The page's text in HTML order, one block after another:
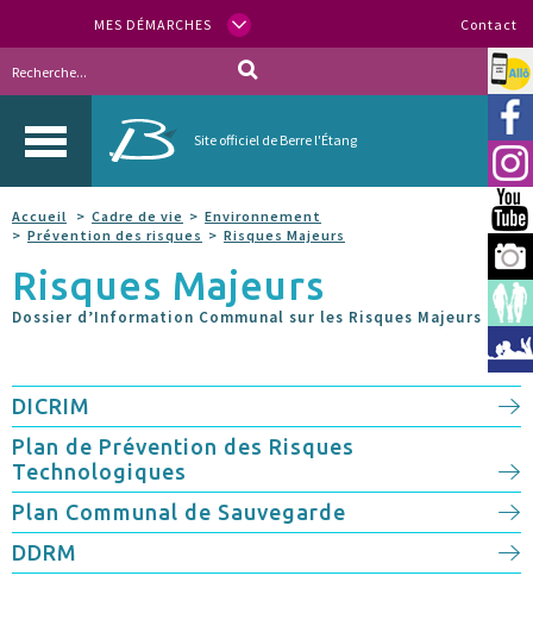
MES DÉMARCHES Contact
Site officiel de Berre l'Étang
Allo
Accueil Cadre de vie
Environnement
Prévention des risques
Risques Majeurs
Risques Majeurs
Dossier d’Information Communal sur les Risques Majeurs
DICRIM
Plan de Prévention des Risques
Technologiques
Plan Communal de Sauvegarde
DDRM